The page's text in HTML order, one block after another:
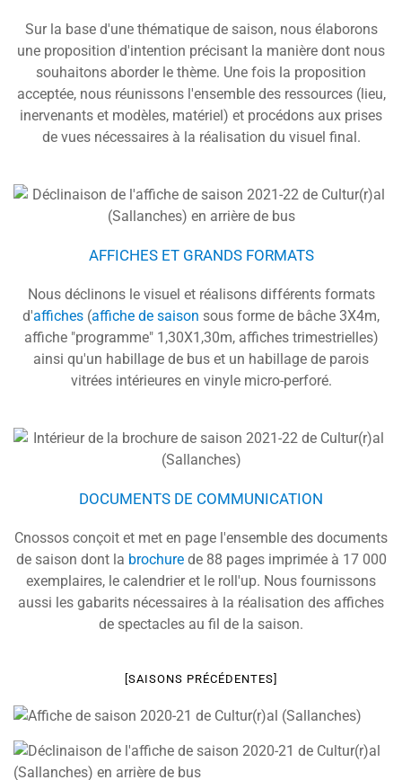
Sur la base d'une thématique de saison, nous élaborons
une proposition d'intention précisant la manière dont nous
souhaitons aborder le thème. Une fois la proposition
acceptée, nous réunissons l'ensemble des ressources (lieu,
inervenants et modèles, matériel) et procédons aux prises
de vues nécessaires à la réalisation du visuel final.
AFFICHES ET GRANDS FORMATS
Nous déclinons le visuel et réalisons différents formats
d'affiches (affiche de saison sous forme de bâche 3X4m,
affiche "programme" 1,30X1,30m, affiches trimestrielles)
ainsi qu'un habillage de bus et un habillage de parois
vitrées intérieures en vinyle micro-perforé.
DOCUMENTS DE COMMUNICATION
Cnossos conçoit et met en page l'ensemble des documents
de saison dont la brochurede 88 pages imprimée à 17 000
exemplaires, le calendrier et le roll'up. Nous fournissons
aussi les gabarits nécessaires à la réalisation des affiches
de spectacles au fil de la saison.
[SAISONS PRÉCÉDENTES]